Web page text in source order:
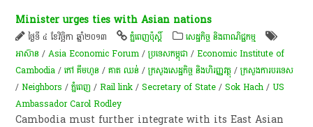
Minister urges ties with Asian nations
ថ្ងៃទី ៤ ខែវិច្ឆិកា ឆ្នាំ២០១៣ ភ្នំពេញប៉ុស្តិ៍
សេដ្ឋកិច្ច និងពាណិជ្ជកម្ម
អាស៊ាន /Asia Economic Forum /ប្រទេសកម្ពុជា /Economic Institute of
Cambodia /កៅ គឹមហួន /គាត ឈន់ /ក្រសួងសេដ្ឋកិច្ច និងហិរញ្ញវត្ថុ /ក្រសួងការបរទេស
/Neighbors /ភ្នំពេញ /Rail link /Secretary of State /Sok Hach /US
Ambassador Carol Rodley
Cambodia must further integrate with its East Asian